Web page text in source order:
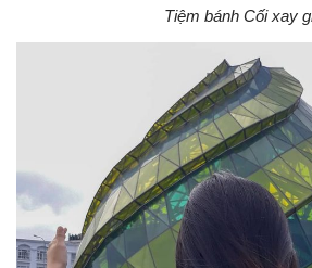
Tiệm bánh Cối xay